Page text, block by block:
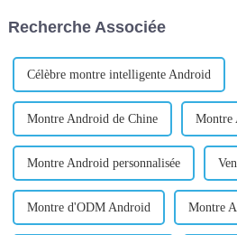
pouvez trouver une variété de
Recherche Associée
Célèbre montre intelligente Android
Montre Android de Chine Montre
Montre Android personnalisée
Montre d'ODM Android Montre